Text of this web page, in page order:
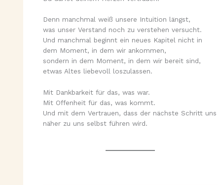
Denn manchmal weiß unsere Intuition längst,
was unser Verstand noch zu verstehen versucht.
Und manchmal beginnt ein neues Kapitel nicht in
dem Moment, in dem wir ankommen,
sondern in dem Moment, in dem wir bereit sind,
etwas Altes liebevoll loszulassen.
Mit Dankbarkeit für das, was war.
Mit Offenheit für das, was kommt.
Und mit dem Vertrauen, dass der nächste Schritt uns
näher zu uns selbst führen wird.